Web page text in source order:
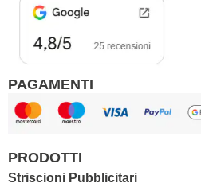
PAGAMENTI
PRODOTTI
Striscioni Pubblicitari